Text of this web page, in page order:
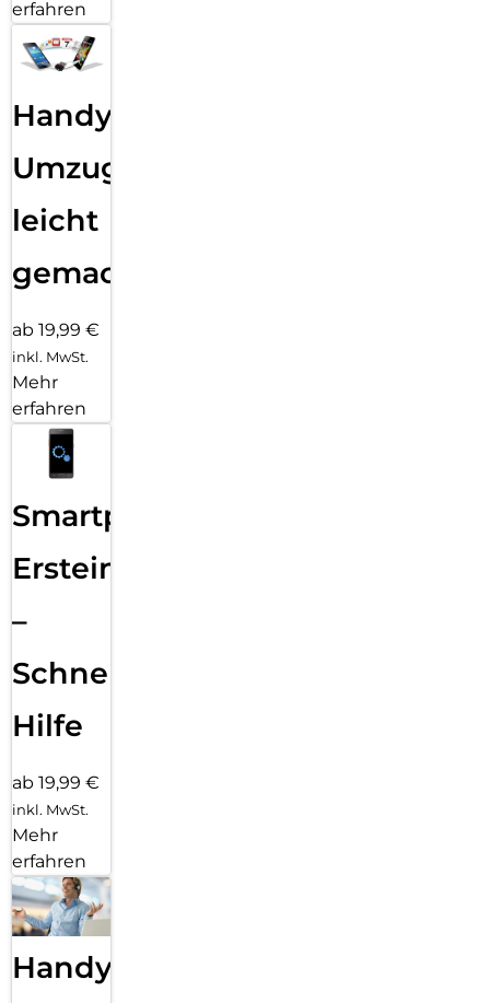
erfahren
Handy
Umzug
leicht
gemacht!
ab 19,99 €
inkl. MwSt.
Mehr
erfahren
Smartphone
Ersteinrichtung
–
Schnelle
Hilfe
ab 19,99 €
inkl. MwSt.
Mehr
erfahren
Handy